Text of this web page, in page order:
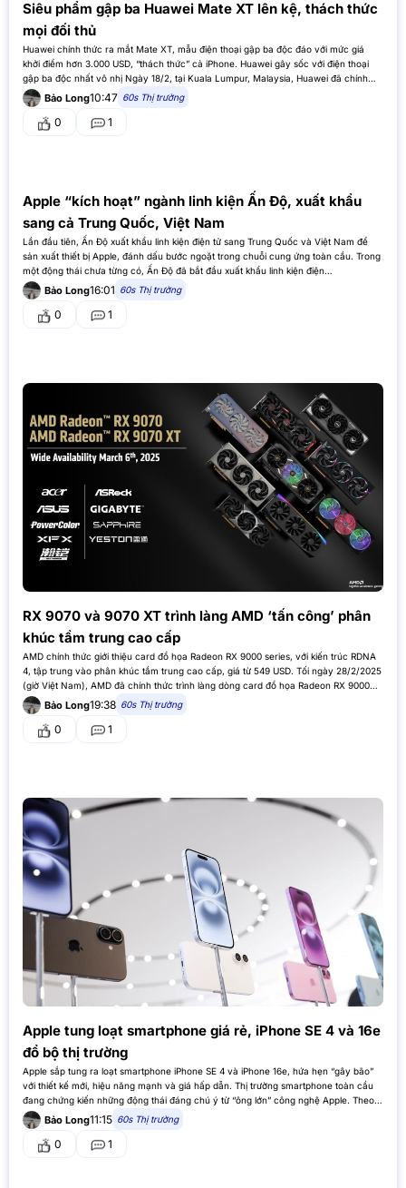
Siêu phẩm gập ba Huawei Mate XT lên kệ, thách thức
mọi đối thủ
Huawei chính thức ra mắt Mate XT, mẫu điện thoại gập ba độc đáo với mức giá
khởi điểm hơn 3.000 USD, “thách thức” cả iPhone. Huawei gây sốc với điện thoại
gập ba độc nhất vô nhị Ngày 18/2, tại Kuala Lumpur, Malaysia, Huawei đã chính
thức “trình làng”…
Bảo Long10:47 60s Thị trường
0 1
Apple “kích hoạt” ngành linh kiện Ấn Độ, xuất khẩu
sang cả Trung Quốc, Việt Nam
Lần đầu tiên, Ấn Độ xuất khẩu linh kiện điện tử sang Trung Quốc và Việt Nam để
sản xuất thiết bị Apple, đánh dấu bước ngoặt trong chuỗi cung ứng toàn cầu. Trong
một động thái chưa từng có, Ấn Độ đã bắt đầu xuất khẩu linh kiện điện…
Bảo Long16:01 60s Thị trường
0 1
RX 9070 và 9070 XT trình làng AMD ‘tấn công’ phân
khúc tầm trung cao cấp
AMD chính thức giới thiệu card đồ họa Radeon RX 9000 series, với kiến trúc RDNA
4, tập trung vào phân khúc tầm trung cao cấp, giá từ 549 USD. Tối ngày 28/2/2025
(giờ Việt Nam), AMD đã chính thức trình làng dòng card đồ họa Radeon RX 9000
series,…Bảo Long19:38 60s Thị trường
0 1
Apple tung loạt smartphone giá rẻ, iPhone SE 4 và 16e
đổ bộ thị trường
Apple sắp tung ra loạt smartphone iPhone SE 4 và iPhone 16e, hứa hẹn “gây bão”
với thiết kế mới, hiệu năng mạnh và giá hấp dẫn. Thị trường smartphone toàn cầu
đang chứng kiến những động thái đáng chú ý từ “ông lớn” công nghệ Apple. Theo
nhiều nguồn…
Bảo Long11:15 60s Thị trường
0 1